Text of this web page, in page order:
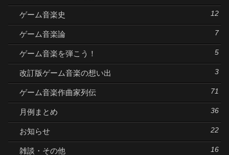
ゲーム音楽史 12
ゲーム音楽論 7
ゲーム音楽を弾こう！ 5
改訂版ゲーム音楽の想い出 3
ゲーム音楽作曲家列伝 71
月例まとめ 36
お知らせ 22
雑談・その他 16